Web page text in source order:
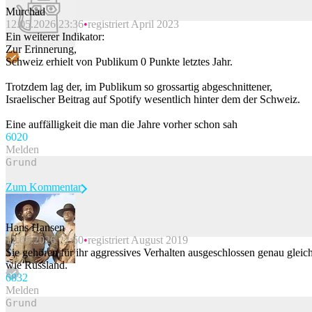
Beitrag melden
Murchad
12.05.2026 23:36 registriert April 2023
Ein weiterer Indikator:
Zur Erinnerung,
Schweiz erhielt von Publikum 0 Punkte letztes Jahr.
Trotzdem lag der, im Publikum so grossartig abgeschnittener,
Israelischer Beitrag auf Spotify wesentlich hinter dem der Schweiz.
Eine auffälligkeit die man die Jahre vorher schon sah
6020
Melden
Beitrag melden
Zum Kommentar
Hans Hansen
12.05.2026 22:50 registriert August 2019
Sie gehören für ihr aggressives Verhalten ausgeschlossen genau
wie Russland.
6832
Melden